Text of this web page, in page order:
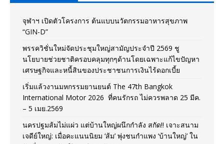
จุฬาฯ เปิดตัวโครงการ ต้นแบบนวัตกรรมอาหารสุขภาพ
“GIN-D”
พรรควิชั่นใหม่จัดประชุมใหญ่สามัญประจำปี 2569 ชู
นโยบายช่วยชาติครอบคลุมทุกๆด้านโดยเฉพาะแก้ไขปัญหา
เศรษฐกิจและหนี้สินของประชาชนการเงินไร้ดอกเบี้ย
เริ่มแล้วงานมหกรรมยานยนต์ The 47th Bangkok
International Motor 2026 ที่คนรักรถ ไม่ควรพลาด 25 มีค.
– 5 เมย.2569
นครปฐมส้มไม่แผ่ว แต่บ้านใหญ่ผนึกกำลัง สกัด!! เจาะสนาม
เจดีย์ใหญ่: เมื่อคะแนนนิยม ‘ส้ม’ พุ่งชนกำแพง ‘บ้านใหญ่’ ใน